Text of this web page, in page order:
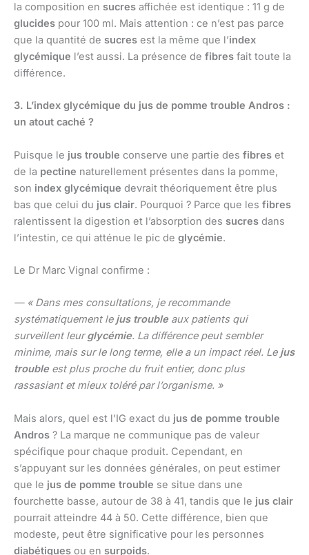
la composition en sucres affichée est identique : 11 g de
glucides pour 100 ml. Mais attention : ce n’est pas parce
que la quantité de sucres est la même que l’index
glycémique l’est aussi. La présence de fibres fait toute la
différence.
3. L’index glycémique du jus de pomme trouble Andros :
un atout caché ?
Puisque le jus trouble conserve une partie des fibres et
de la pectine naturellement présentes dans la pomme,
son index glycémique devrait théoriquement être plus
bas que celui du jus clair. Pourquoi ? Parce que les fibres
ralentissent la digestion et l’absorption des sucres dans
l’intestin, ce qui atténue le pic de glycémie.
Le Dr Marc Vignal confirme :
— « Dans mes consultations, je recommande
systématiquement le jus troubleaux patients qui
surveillent leurglycémie. La différence peut sembler
minime, mais sur le long terme, elle a un impact réel. Le jus
troubleest plus proche du fruit entier, donc plus
rassasiant et mieux toléré par l’organisme. »
Mais alors, quel est l’IG exact du jus de pomme trouble
Andros ? La marque ne communique pas de valeur
spécifique pour chaque produit. Cependant, en
s’appuyant sur les données générales, on peut estimer
que le jus de pomme trouble se situe dans une
fourchette basse, autour de 38 à 41, tandis que le jus clair
pourrait atteindre 44 à 50. Cette différence, bien que
modeste, peut être significative pour les personnes
diabétiques ou en surpoids.